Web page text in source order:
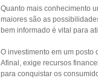
Quanto mais conhecimento
maiores são as
bem informado é vital para
O investimento em um posto
Afinal, exige recursos
para conquistar os